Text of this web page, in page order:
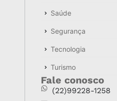
Saúde
Segurança
Tecnologia
Turismo
Fale conosco
(22)99228-1258